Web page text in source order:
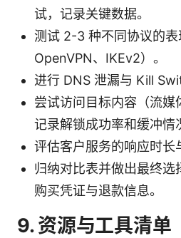
试，记录关键数据。
测试 2-3 种不同协议的表
OpenVPN、IKEv2）。
进行 DNS 泄漏与 Kill
尝试访问目标内容（流媒
记录解锁成功率和缓冲情
评估客户服务的响应时长
归纳对比表并做出最终选
购买凭证与退款信息。
9. 资源与工具清单